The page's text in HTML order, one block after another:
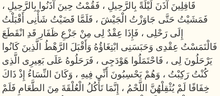
قَافِلِينَ آذَنَ لَيْلَةً بِالرَّحِيلِ ، فَقُمْتُ حِينَ آذَنُوا بِالرَّحِيلِ ،
فَمَشَيْتُ حَتَّى جَاوَزْتُ الْجَيْشَ ، فَلَمَّا قَضَيْتُ شَأْنِى أَقْبَلْتُ
إِلَى رَحْلِى ، فَإِذَا عِقْدٌ لِى مِنْ جَزْعِ ظَفَارِ قَدِ انْقَطَعَ
فَالْتَمَسْتُ عِقْدِى وَحَبَسَنِى ابْتِغَاؤُهُ وَأَقْبَلَ الرَّهْطُ الَّذِينَ كَانُوا
يَرْحَلُونَ لِى ، فَاحْتَمَلُوا هَوْدَجِى ، فَرَحَلُوهُ عَلَى بَعِيرِى الَّذِى
كُنْتُ رَكِبْتُ ، وَهُمْ يَحْسِبُونَ أَنِّى فِيهِ ، وَكَانَ النِّسَاءُ إِذْ ذَاكَ
خِفَافًا لَمْ يُثْقِلْهُنَّ اللَّحْمُ ، إِنَّمَا تَأْكُلُ الْعُلْقَةَ مِنَ الطَّعَامِ فَلَمْ